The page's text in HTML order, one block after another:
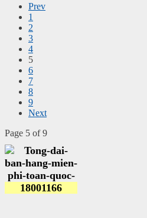
Prev
1
2
3
4
5
6
7
8
9
Next
Page 5 of 9